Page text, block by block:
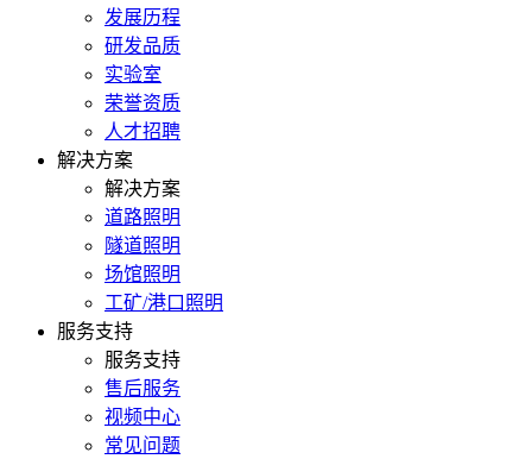
发展历程
研发品质
实验室
荣誉资质
人才招聘
解决方案
解决方案
道路照明
隧道照明
场馆照明
工矿/港口照明
服务支持
服务支持
售后服务
视频中心
常见问题